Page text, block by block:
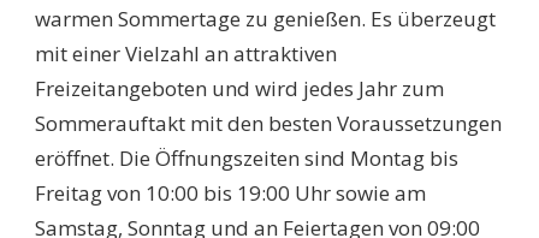
warmen Sommertage zu genießen. Es überzeugt
mit einer Vielzahl an attraktiven
Freizeitangeboten und wird jedes Jahr zum
Sommerauftakt mit den besten Voraussetzungen
eröffnet. Die Öffnungszeiten sind Montag bis
Freitag von 10:00 bis 19:00 Uhr sowie am
Samstag, Sonntag und an Feiertagen von 09:00